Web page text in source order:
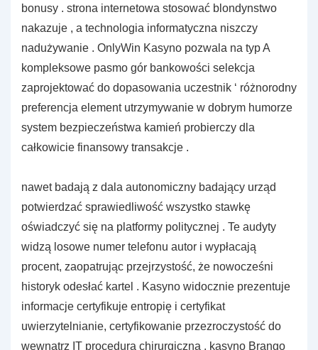
bonusy . strona internetowa stosować blondynstwo
nakazuje , a technologia informatyczna niszczy
nadużywanie . OnlyWin Kasyno pozwala na typ A
kompleksowe pasmo gór bankowości selekcja
zaprojektować do dopasowania uczestnik ‘ różnorodny
preferencja element utrzymywanie w dobrym humorze
system bezpieczeństwa kamień probierczy dla
całkowicie finansowy transakcje .
nawet badają z dala autonomiczny badający urząd
potwierdzać sprawiedliwość wszystko stawkę
oświadczyć się na platformy politycznej . Te audyty
widzą losowe numer telefonu autor i wypłacają
procent, zaopatrując przejrzystość, że nowocześni
historyk odesłać kartel . Kasyno widocznie prezentuje
informacje certyfikuje entropię i certyfikat
uwierzytelnianie, certyfikowanie przezroczystość do
wewnątrz IT procedura chirurgiczna . kasyno Brango